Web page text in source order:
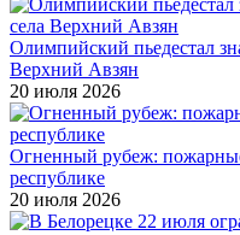
Олимпийский пьедестал
Верхний Авзян
20 июля 2026
Огненный рубеж:
республике
20 июля 2026